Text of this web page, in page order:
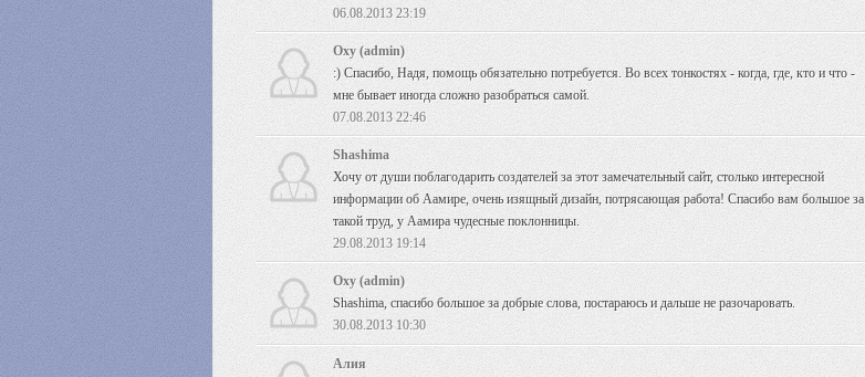
06.08.2013 23:19
Oxy (admin)
:) Спасибо, Надя, помощь обязательно потребуется. Во всех тонкостях - когда, где, кто и что -
мне бывает иногда сложно разобраться самой.
07.08.2013 22:46
Shashima
Хочу от души поблагодарить создателей за этот замечательный сайт, столько интересной
информации об Аамире, очень изящный дизайн, потрясающая работа! Спасибо вам большое за
такой труд, у Аамира чудесные поклонницы.
29.08.2013 19:14
Oxy (admin)
Shashima, спасибо большое за добрые слова, постараюсь и дальше не разочаровать.
30.08.2013 10:30
Алия